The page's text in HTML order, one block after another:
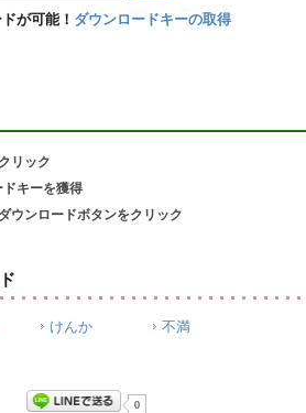
が可能！ ダウンロードキーの取得
リック
キーを獲得
ウンロードボタンをクリック
けんか
不満
0